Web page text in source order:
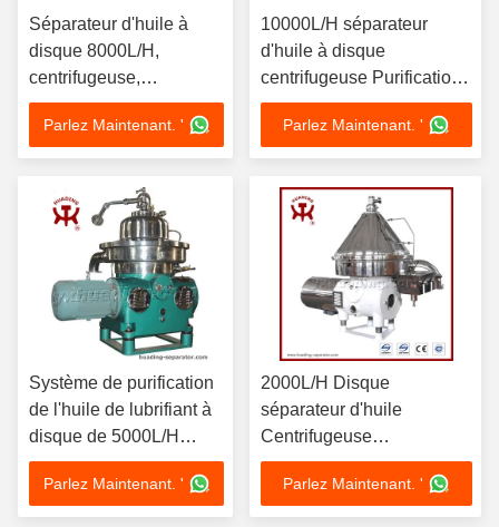
Séparateur d'huile à
disque 8000L/H,
centrifugeuse,
séparation de glycérine
de biodiesel avec
moteur 11kW SS316L
440V, décharge
automatique
Parlez Maintenant. '
10000L/H séparateur
d'huile à disque
centrifugeuse Purification
d'huile de combustible
lourde 15kW Moteur
SS304 Bowl Marine Grade
ISO certifié
Parlez Maintenant. '
Système de purification
de l'huile de lubrifiant à
disque de 5000L/H
Centrifugeuse 7.5kW
Moteur avec conception
en 3 phases de bol
Parlez Maintenant. '
2000L/H Disque
séparateur d'huile
Centrifugeuse
Transformateur
Purification de l'huile 4kW
Moteur 380V
Parlez Maintenant. '